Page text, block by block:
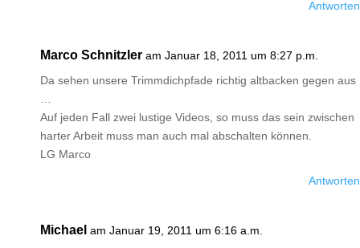
Antworten
Marco Schnitzler am Januar 18, 2011 um 8:27 p.m.
Da sehen unsere Trimmdichpfade richtig altbacken gegen aus
Auf jeden Fall zwei lustige Videos, so muss das sein zwischen
harter Arbeit muss man auch mal abschalten können.
LG Marco
Antworten
Michael am Januar 19, 2011 um 6:16 a.m.